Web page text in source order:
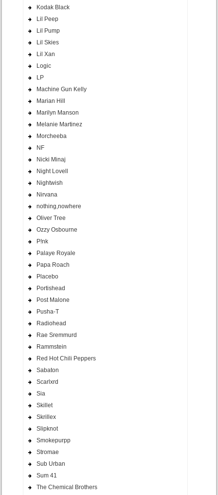
Kodak Black
Lil Peep
Lil Pump
Lil Skies
Lil Xan
Logic
LP
Machine Gun Kelly
Marian Hill
Marilyn Manson
Melanie Martinez
Morcheeba
NF
Nicki Minaj
Night Lovell
Nightwish
Nirvana
nothing,nowhere
Oliver Tree
Ozzy Osbourne
P!nk
Palaye Royale
Papa Roach
Placebo
Portishead
Post Malone
Pusha-T
Radiohead
Rae Sremmurd
Rammstein
Red Hot Chili Peppers
Sabaton
Scarlxrd
Sia
Skillet
Skrillex
Slipknot
Smokepurpp
Stromae
Sub Urban
Sum 41
The Chemical Brothers